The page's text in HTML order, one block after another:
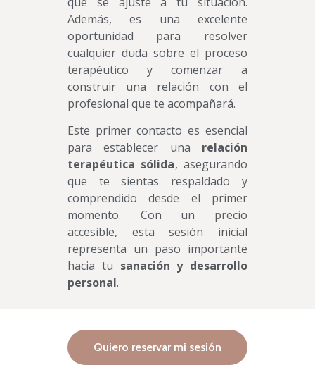
Además, es una excelente
oportunidad para resolver
cualquier duda sobre el proceso
terapéutico y comenzar a
construir una relación con el
profesional que te acompañará.
Este primer contacto es esencial
para establecer una relación
terapéutica sólida, asegurando
que te sientas respaldado y
comprendido desde el primer
momento. Con un precio
accesible, esta sesión inicial
representa un paso importante
hacia tu sanación y desarrollo
personal.
Quiero reservar mi sesión